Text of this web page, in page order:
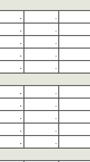
. .
. .
. .
. .
. .
. .
. .
. .
. .
. .